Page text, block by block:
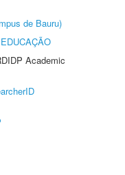
de Bauru)
Academic